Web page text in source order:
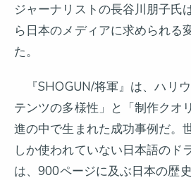
ジャーナリストの長谷川朋子氏
ら日本のメディアに求められる
た。
『SHOGUN/将軍』は、ハリ
テンツの多様性」と「制作クオ
進の中で生まれた成功事例だ。
しか使われていない日本語のド
は、900ページに及ぶ日本の歴